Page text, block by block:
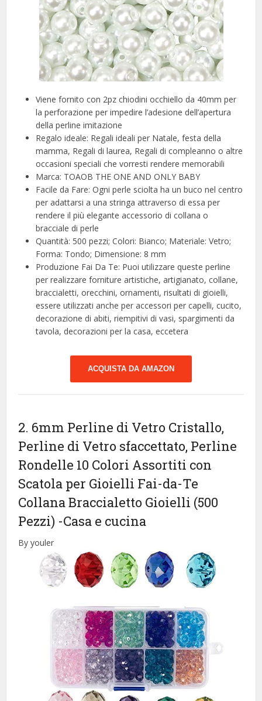
Viene fornito con 2pz chiodini occhiello da 40mm per
la perforazione per impedire l’adesione dell’apertura
della perline imitazione
Regalo ideale: Regali ideali per Natale, festa della
mamma, Regali di laurea, Regali di compleanno o altre
occasioni speciali che vorresti rendere memorabili
Marca: TOAOB THE ONE AND ONLY BABY
Facile da Fare: Ogni perle sciolta ha un buco nel centro
per adattarsi a una stringa attraverso di essa per
rendere il più elegante accessorio di collana o
bracciale di perle
Quantità: 500 pezzi; Colori: Bianco; Materiale: Vetro;
Forma: Tondo; Dimensione: 8 mm
Produzione Fai Da Te: Puoi utilizzare queste perline
per realizzare forniture artistiche, artigianato, collane,
braccialetti, orecchini, ornamenti, risultati di gioielli,
essere utilizzati anche per accessori per capelli, cucito,
decorazione di abiti, riempitivi di vasi, spargimenti da
tavola, decorazioni per la casa, eccetera
ACQUISTA DA AMAZON
2. 6mm Perline di Vetro Cristallo,
Perline di Vetro sfaccettato, Perline
Rondelle 10 Colori Assortiti con
Scatola per Gioielli Fai-da-Te
Collana Braccialetto Gioielli (500
Pezzi) -Casa e cucina
By youler